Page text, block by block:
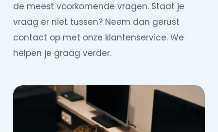
de meest voorkomende vragen. Staat je
vraag er niet tussen? Neem dan gerust
contact op met onze klantenservice. We
helpen je graag verder.